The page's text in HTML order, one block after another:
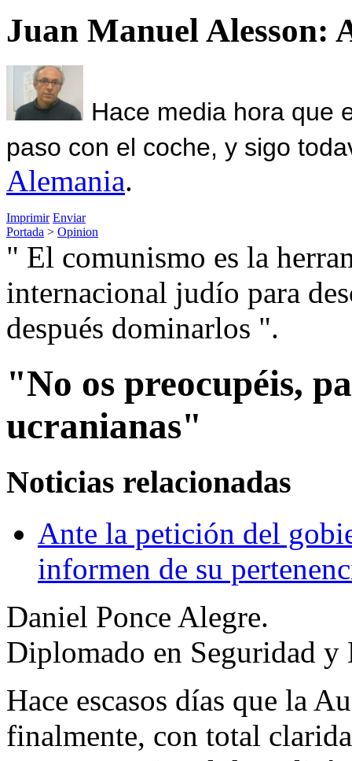
Juan Manuel Alesson:
Hace media hora que
paso con el coche, y sigo
Alemania.
Imprimir Enviar
Portada > Opinion
" El comunismo es la
internacional judío para
después dominarlos ".
"No os preocupéis,
ucranianas"
Noticias relacionadas
Ante la petición del
informen de su
Daniel Ponce Alegre.
Diplomado en Seguridad y
Hace escasos días que la
finalmente, con total